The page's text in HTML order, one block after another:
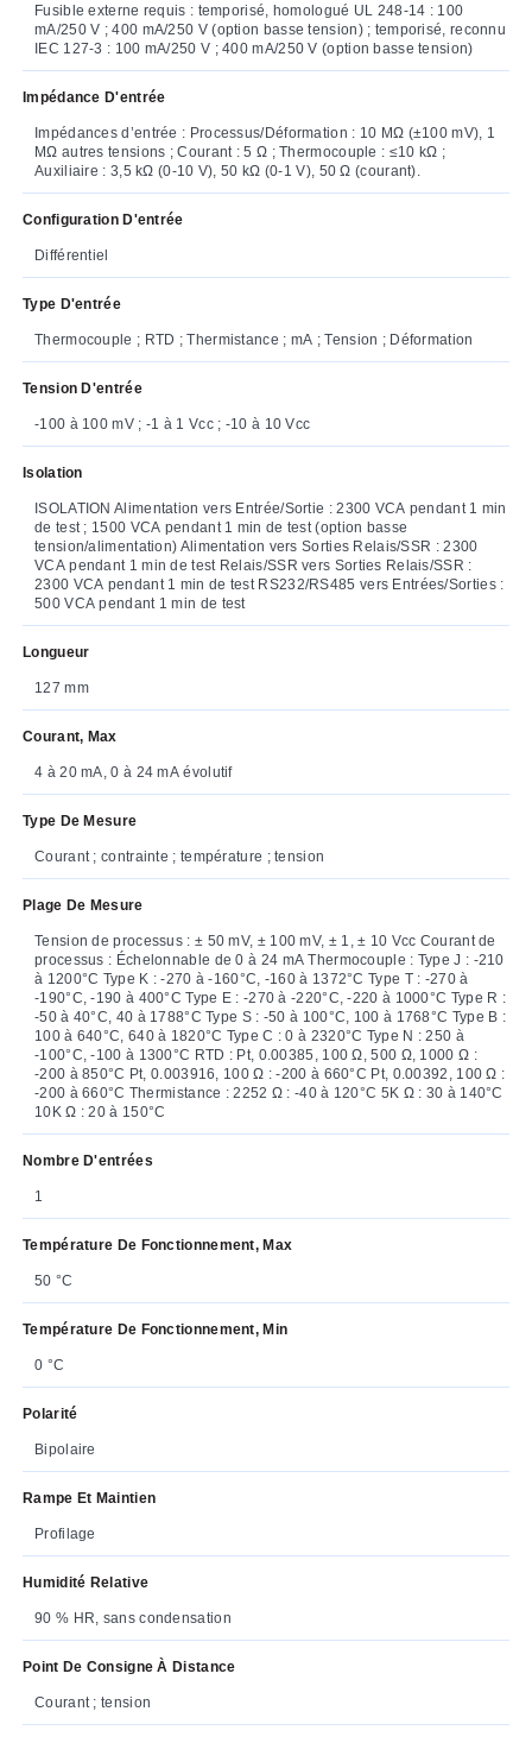
Fusible externe requis : temporisé, homologué UL 248-14 : 100
mA/250 V ; 400 mA/250 V (option basse tension) ; temporisé, reconnu
IEC 127-3 : 100 mA/250 V ; 400 mA/250 V (option basse tension)
Impédance D'entrée
Impédances d’entrée : Processus/Déformation : 10 MΩ (±100 mV), 1
MΩ autres tensions ; Courant : 5 Ω ; Thermocouple : ≤10 kΩ ;
Auxiliaire : 3,5 kΩ (0-10 V), 50 kΩ (0-1 V), 50 Ω (courant).
Configuration D'entrée
Différentiel
Type D'entrée
Thermocouple ; RTD ; Thermistance ; mA ; Tension ; Déformation
Tension D'entrée
-100 à 100 mV ; -1 à 1 Vcc ; -10 à 10 Vcc
Isolation
ISOLATION Alimentation vers Entrée/Sortie : 2300 VCA pendant 1 min
de test ; 1500 VCA pendant 1 min de test (option basse
tension/alimentation) Alimentation vers Sorties Relais/SSR : 2300
VCA pendant 1 min de test Relais/SSR vers Sorties Relais/SSR :
2300 VCA pendant 1 min de test RS232/RS485 vers Entrées/Sorties :
500 VCA pendant 1 min de test
Longueur
127 mm
Courant, Max
4 à 20 mA, 0 à 24 mA évolutif
Type De Mesure
Courant ; contrainte ; température ; tension
Plage De Mesure
Tension de processus : ± 50 mV, ± 100 mV, ± 1, ± 10 Vcc Courant de
processus : Échelonnable de 0 à 24 mA Thermocouple : Type J : -210
à 1200°C Type K : -270 à -160°C, -160 à 1372°C Type T : -270 à
-190°C, -190 à 400°C Type E : -270 à -220°C, -220 à 1000°C Type R :
-50 à 40°C, 40 à 1788°C Type S : -50 à 100°C, 100 à 1768°C Type B :
100 à 640°C, 640 à 1820°C Type C : 0 à 2320°C Type N : 250 à
-100°C, -100 à 1300°C RTD : Pt, 0.00385, 100 Ω, 500 Ω, 1000 Ω :
-200 à 850°C Pt, 0.003916, 100 Ω : -200 à 660°C Pt, 0.00392, 100 Ω :
-200 à 660°C Thermistance : 2252 Ω : -40 à 120°C 5K Ω : 30 à 140°C
10K Ω : 20 à 150°C
Nombre D'entrées
1
Température De Fonctionnement, Max
50 °C
Température De Fonctionnement, Min
0 °C
Polarité
Bipolaire
Rampe Et Maintien
Profilage
Humidité Relative
90 % HR, sans condensation
Point De Consigne À Distance
Courant ; tension